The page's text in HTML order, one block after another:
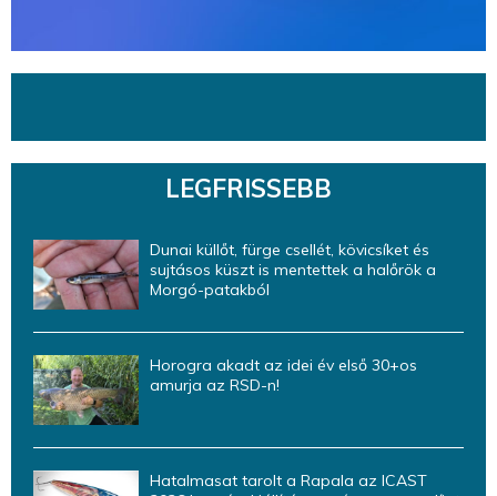
LEGFRISSEBB
Dunai küllőt, fürge csellét, kövicsíket és
sujtásos küszt is mentettek a halőrök a
Morgó-patakból
Horogra akadt az idei év első 30+os
amurja az RSD-n!
Hatalmasat tarolt a Rapala az ICAST